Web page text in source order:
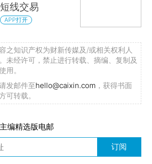
线交易
APP打开
之知识产权为财新传媒及/或相关权利人
未经许可，禁止进行转载、摘编、复制及
用。
发邮件至hello@caixin.com ，获得书面
可转载。
编精选版电邮
订阅